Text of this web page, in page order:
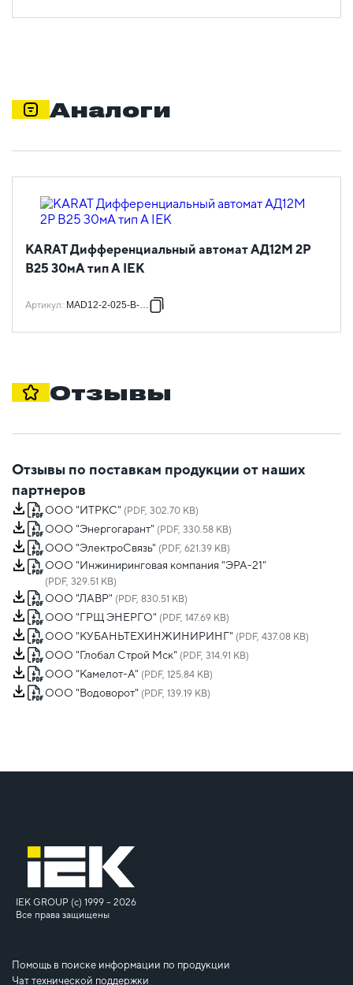
Аналоги
KARAT Дифференциальный автомат АД12M 2P
B25 30мА тип A IEK
Артикул: MAD12-2-025-B-030
Отзывы
Отзывы по поставкам продукции от наших
партнеров
ООО "ИТРКС" (PDF, 302.70 KB)
ООО "Энергогарант" (PDF, 330.58 KB)
ООО "ЭлектроСвязь" (PDF, 621.39 KB)
ООО "Инжиниринговая компания "ЭРА-21"
(PDF, 329.51 KB)
ООО "ЛАВР" (PDF, 830.51 KB)
ООО "ГРЩ ЭНЕРГО" (PDF, 147.69 KB)
ООО "КУБАНЬТЕХИНЖИНИРИНГ" (PDF, 437.08 KB)
ООО "Глобал Строй Мск" (PDF, 314.91 KB)
ООО "Камелот-А" (PDF, 125.84 KB)
ООО "Водоворот" (PDF, 139.19 KB)
IEK GROUP (c) 1999 – 2026
Все права защищены
Помощь в поиске информации по продукции
Чат технической поддержки